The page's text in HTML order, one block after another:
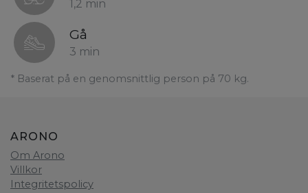
1,2 min
Gå
3 min
* Baserat på en genomsnittlig person på 70 kg.
ARONO
Om Arono
Villkor
Integritetspolicy